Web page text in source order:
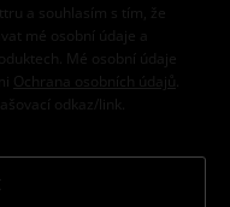
a souhlasím s tím, že
mé osobní údaje a
Mé osobní údaje
Ochrana osobních údajů
odkaz/link.